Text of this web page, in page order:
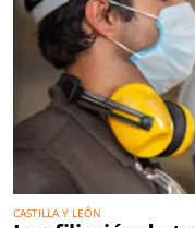
CASTILLA Y LEÓN